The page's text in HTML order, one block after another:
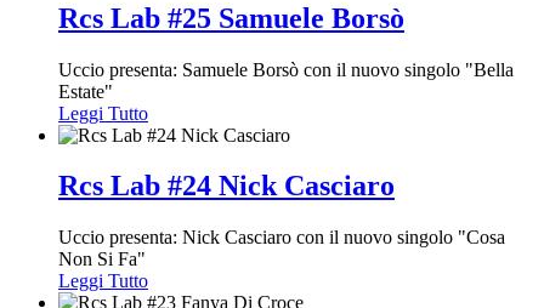
Rcs Lab #25 Samuele Borsò
Uccio presenta: Samuele Borsò con il nuovo singolo "Bella
Estate"
Leggi Tutto
Rcs Lab #24 Nick Casciaro
Uccio presenta: Nick Casciaro con il nuovo singolo "Cosa
Non Si Fa"
Leggi Tutto